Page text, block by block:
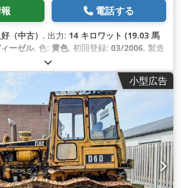
電話する
（中古） , 出力: 14 キロワット (19.03 馬
ーゼル, 色: 黄色, 初回登録: 03/2006, 製造
小型広告